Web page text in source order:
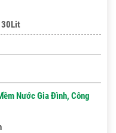
Nước Gia Đình, Công